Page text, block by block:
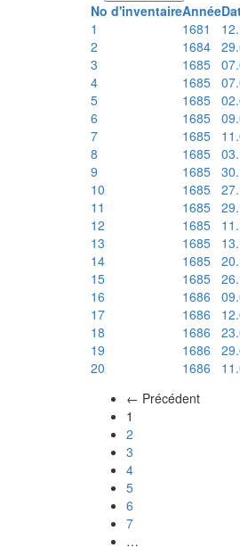
No d'inventaireAnnée
1
1681
2
1684
3
1685
4
1685
5
1685
6
1685
7
1685
8
1685
9
1685
10
1685
11
1685
12
1685
13
1685
14
1685
15
1685
16
1686
17
1686
18
1686
19
1686
20
1686
← Précédent
1
2
3
4
5
6
7
…